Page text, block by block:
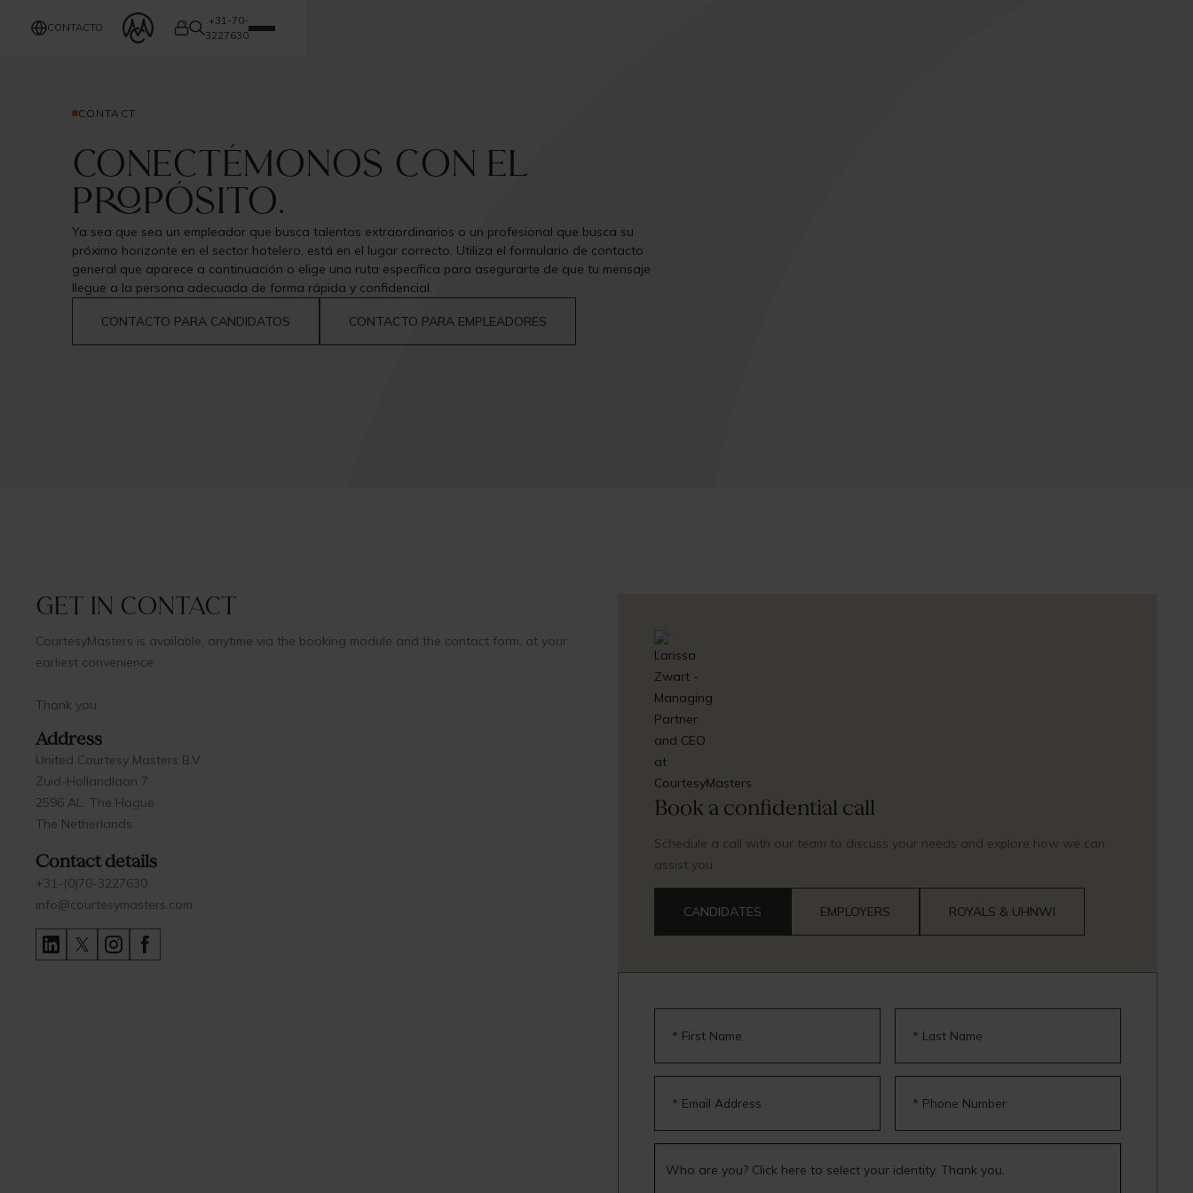
CONTACTO
+31-70-
3227630
CONTACT
Conectémonos con el
propósito.
Ya sea que sea un empleador que busca talentos extraordinarios o un profesional que busca su
próximo horizonte en el sector hotelero, está en el lugar correcto. Utiliza el formulario de contacto
general que aparece a continuación o elige una ruta específica para asegurarte de que tu mensaje
llegue a la persona adecuada de forma rápida y confidencial.
CONTACTO PARA CANDIDATOS CONTACTO PARA EMPLEADORES
Get in contact
CourtesyMasters is available, anytime via the booking module and the contact form, at your
earliest convenience.
Thank you.
Address
United Courtesy Masters B.V.
Zuid-Hollandlaan 7
2596 AL The Hague
The Netherlands
Contact details
+31-(0)70-3227630
info@courtesymasters.com
Book a confidential call
Schedule a call with our team to discuss your needs and explore how we can
assist you.
CANDIDATES EMPLOYERS ROYALS & UHNWI
* First Name * Last Name
* Email Address * Phone Number